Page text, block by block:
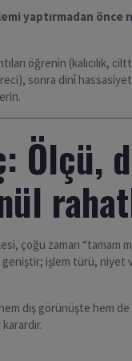
yaptırmadan
öğrenin (kalıcılık,
sonra dinî hassasiyet
Ölçü,
çoğu zaman “tamam
geniştir; işlem türü, niyet
dış görünüşte hem